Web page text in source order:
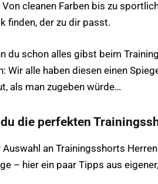
Von cleanen Farben bis zu
finden, der zu dir passt.
du schon alles gibst beim
Wir alle haben diesen einen
als man zugeben würde…
die perfekten
Auswahl an Trainingsshorts
– hier ein paar Tipps aus